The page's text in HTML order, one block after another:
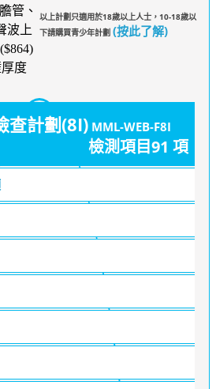
管、
波上
度
以上計劃只適用於18歲以上人士，10-18歲以
下請購買青少年計劃 (按此了解)
查計劃(8I) MML-WEB-F8I
檢測項目91 項